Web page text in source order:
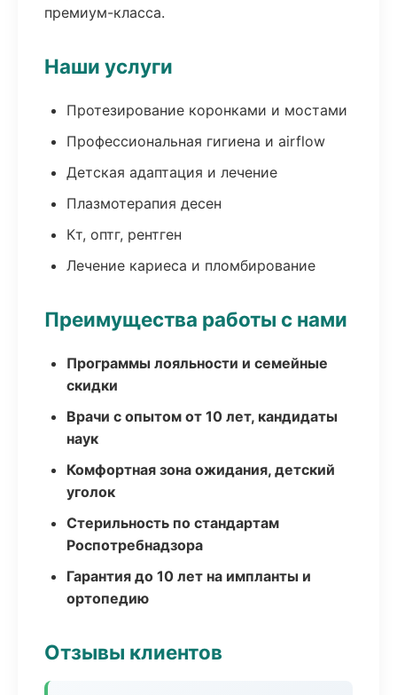
премиум-класса.
Наши услуги
Протезирование коронками и мостами
Профессиональная гигиена и airflow
Детская адаптация и лечение
Плазмотерапия десен
Кт, оптг, рентген
Лечение кариеса и пломбирование
Преимущества работы с нами
Программы лояльности и семейные
скидки
Врачи с опытом от 10 лет, кандидаты
наук
Комфортная зона ожидания, детский
уголок
Стерильность по стандартам
Роспотребнадзора
Гарантия до 10 лет на импланты и
ортопедию
Отзывы клиентов